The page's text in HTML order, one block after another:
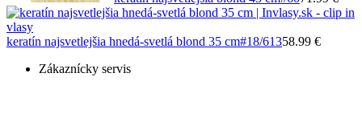
keratín najsvetlejšia hnedá-svetlá blond 35 cm#18/61358.99 €
Zákaznícky servis